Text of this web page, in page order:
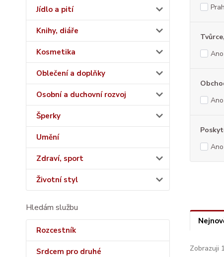
Jídlo a pití
Knihy, diáře
Kosmetika
Oblečení a doplňky
Osobní a duchovní rozvoj
Šperky
Umění
Zdraví, sport
Životní styl
Hledám službu
Rozcestník
Srdcem pro druhé
Ano
Ano
Ano
Zobrazuji